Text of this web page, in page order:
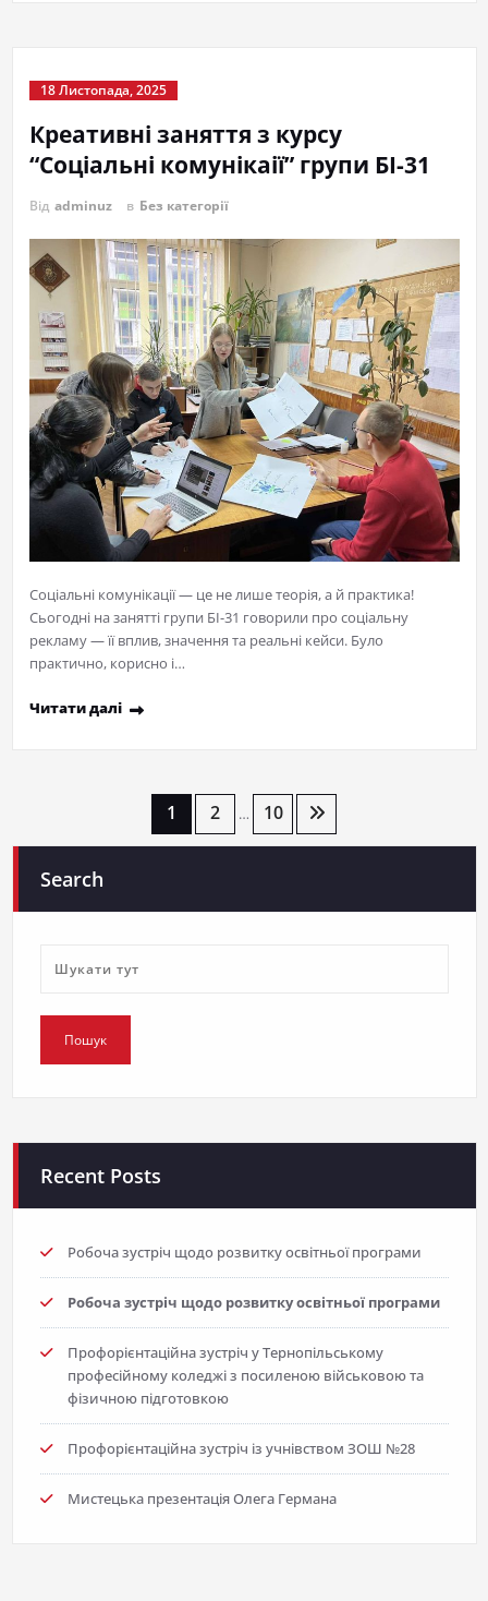
18 Листопада, 2025
Креативні заняття з курсу
“Соціальні комунікаії” групи БІ-31
Від adminuz в Без категорії
Соціальні комунікації — це не лише теорія, а й практика!
Сьогодні на занятті групи БІ-31 говорили про соціальну
рекламу — її вплив, значення та реальні кейси. Було
практично, корисно і…
Читати далі
записів
1 2 … 10
Search
Recent Posts
Робоча зустріч щодо розвитку освітньої програми
Робоча зустріч щодо розвитку освітньої програми
Профорієнтаційна зустріч у Тернопільському
професійному коледжі з посиленою військовою та
фізичною підготовкою
Профорієнтаційна зустріч із учнівством ЗОШ №28
Мистецька презентація Олега Германа